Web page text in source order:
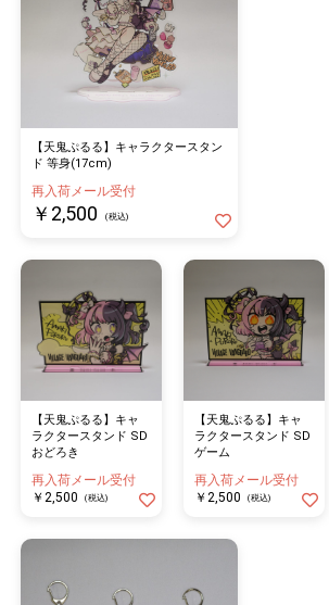
【天鬼ぷるる】キャラクタースタン
ド 等身(17cm)
再入荷メール受付
￥2,500 (税込)
【天鬼ぷるる】キャ
ラクタースタンド SD
おどろき
再入荷メール受付
￥2,500
(税込)
【天鬼ぷるる】キャ
ラクタースタンド SD
ゲーム
再入荷メール受付
￥2,500
(税込)